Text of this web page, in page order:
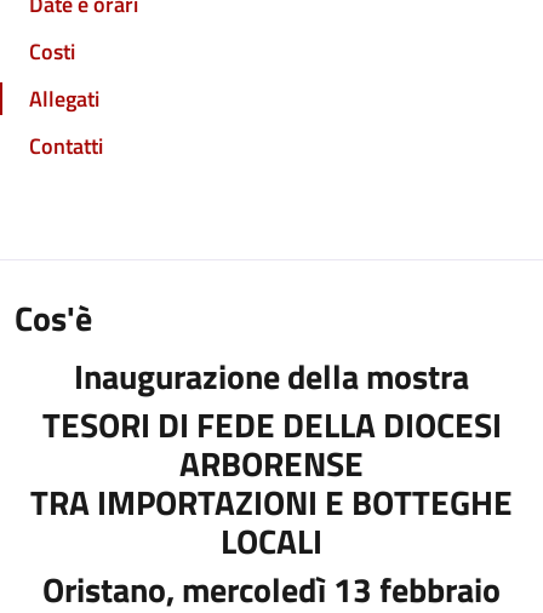
Costi
Allegati
Contatti
Cos'è
Inaugurazione della mostra
TESORI DI FEDE DELLA DIOCESI
ARBORENSE
TRA IMPORTAZIONI E BOTTEGHE
LOCALI
Oristano, mercoledì 13 febbraio